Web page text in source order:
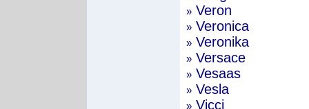
» Veron
» Veronica
» Veronika
» Versace
» Vesaas
» Vesla
» Vicci